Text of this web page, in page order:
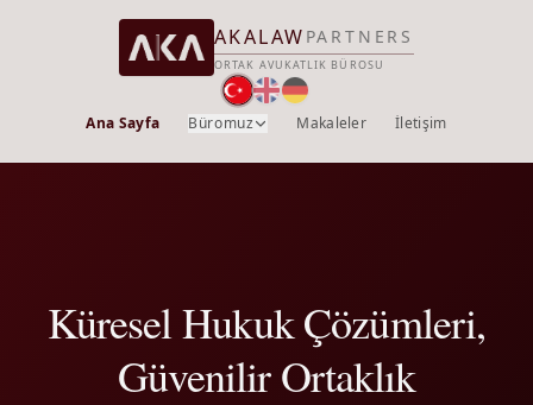
AKALAW PARTNERS
ORTAK AVUKATLIK BÜROSU
Ana Sayfa Büromuz Makaleler İletişim
Küresel Hukuk Çözümleri,
Güvenilir Ortaklık